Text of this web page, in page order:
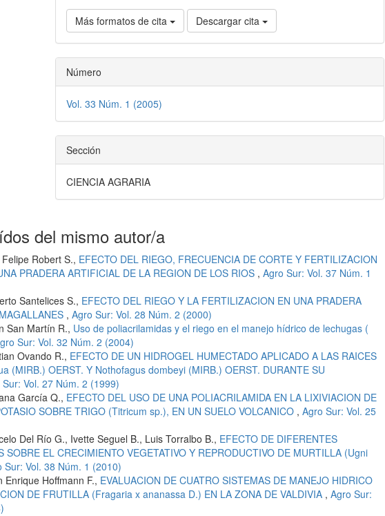
Más formatos de cita Descargar cita
Número
Vol. 33 Núm. 1 (2005)
Sección
CIENCIA AGRARIA
del mismo autor/a
Robert S., EFECTO DEL RIEGO, FRECUENCIA DE CORTE Y FERTILIZACION
PRADERA ARTIFICIAL DE LA REGION DE LOS RIOS , Agro Sur: Vol. 37 Núm. 1
Santelices S., EFECTO DEL RIEGO Y LA FERTILIZACION EN UNA PRADERA
, Agro Sur: Vol. 28 Núm. 2 (2000)
San Martín R., Uso de poliacrilamidas y el riego en el manejo hídrico de lechugas (
Sur: Vol. 32 Núm. 2 (2004)
Ovando R., EFECTO DE UN HIDROGEL HUMECTADO APLICADO A LAS RAICES
(MIRB.) OERST. Y Nothofagus dombeyi (MIRB.) OERST. DURANTE SU
Vol. 27 Núm. 2 (1999)
García Q., EFECTO DEL USO DE UNA POLIACRILAMIDA EN LA LIXIVIACION DE
SOBRE TRIGO (Titricum sp.), EN UN SUELO VOLCANICO , Agro Sur: Vol. 25
Del Río G., Ivette Seguel B., Luis Torralbo B., EFECTO DE DIFERENTES
SOBRE EL CRECIMIENTO VEGETATIVO Y REPRODUCTIVO DE MURTILLA (Ugni
Sur: Vol. 38 Núm. 1 (2010)
Hoffmann F., EVALUACION DE CUATRO SISTEMAS DE MANEJO HIDRICO
DE FRUTILLA (Fragaria x ananassa D.) EN LA ZONA DE VALDIVIA , Agro Sur: